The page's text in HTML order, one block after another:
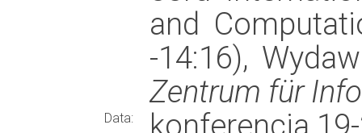
and
-14:16),
Zentrum für
Data: konferencja